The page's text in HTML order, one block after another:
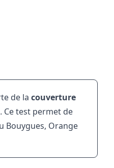
de la couverture
. Ce test permet de
Bouygues, Orange